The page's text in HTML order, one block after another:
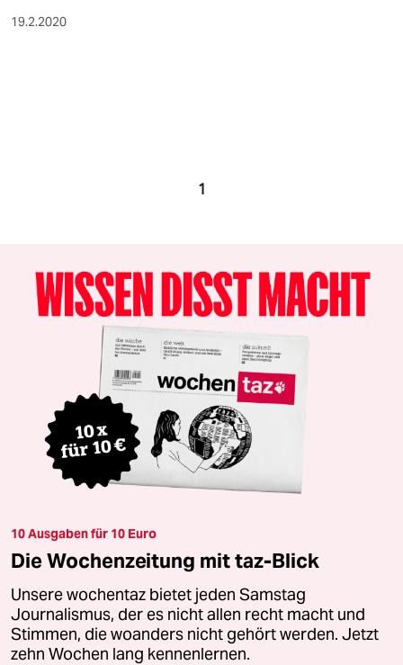
19.2.2020
1
10 Ausgaben für 10 Euro
Die Wochenzeitung mit taz-Blick
Unsere wochentaz bietet jeden Samstag
Journalismus, der es nicht allen recht macht und
Stimmen, die woanders nicht gehört werden. Jetzt
zehn Wochen lang kennenlernen.